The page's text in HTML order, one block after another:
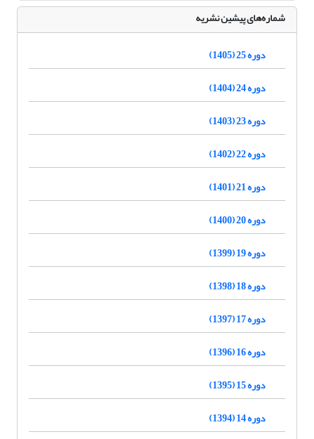
شماره‌های پیشین نشریه
دوره 25 (1405)
دوره 24 (1404)
دوره 23 (1403)
دوره 22 (1402)
دوره 21 (1401)
دوره 20 (1400)
دوره 19 (1399)
دوره 18 (1398)
دوره 17 (1397)
دوره 16 (1396)
دوره 15 (1395)
دوره 14 (1394)